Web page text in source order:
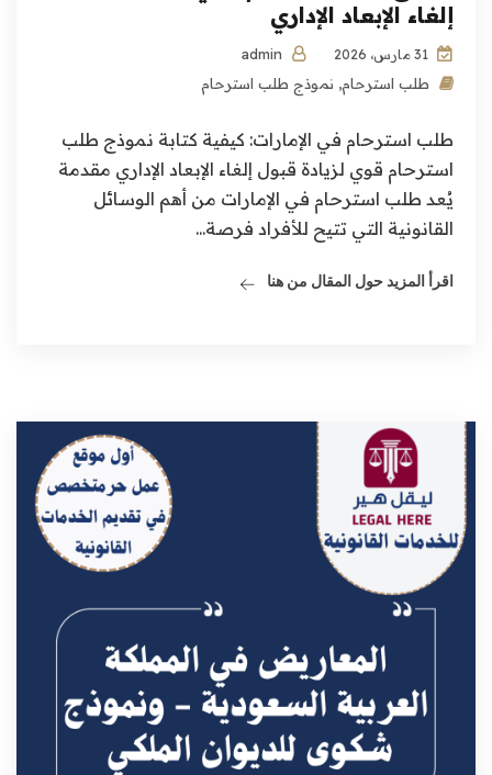
إلغاء الإبعاد الإداري
طلب استرحام, نموذج طلب استرحام
طلب استرحام في الإمارات: كيفية كتابة نموذج طلب
استرحام قوي لزيادة قبول إلغاء الإبعاد الإداري مقدمة
يُعد طلب استرحام في الإمارات من أهم الوسائل
القانونية التي تتيح للأفراد فرصة...
اقرأ المزيد حول المقال من هنا